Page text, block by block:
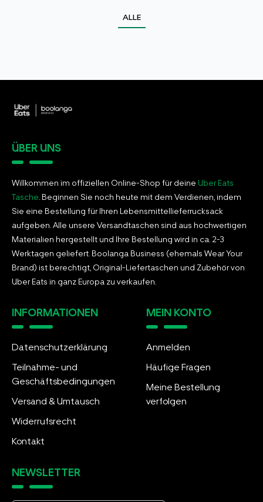
ALLE
ÜBER UNS
Willkommen im offiziellen Online-Shop für deine Uber Eats
Tasche . Beginnen Sie noch heute mit dem Verdienen, indem
Sie eine Bestellung für Ihren Lebensmittellieferrucksack
aufgeben. Alle unsere Versandtaschen sind aus hochwertigen
Materialien hergestellt und Ihre Bestellung wird in ca. 2-3
Werktagen geliefert. Boolanga Business (ehemals Wear Your
Brand) ist berechtigt, Original-Liefertaschen und Zubehör von
Uber Eats in ganz Europa zu verkaufen.
INFORMATIONEN
Datenschutzerklärung
Teilnahme- und
Geschäftsbedingungen
Versand & Umtausch
Widerrufsrecht
Kontakt
MEIN KONTO
Anmelden
Häufige Fragen
Meine Bestellung
verfolgen
NEWSLETTER